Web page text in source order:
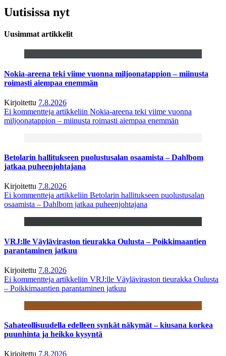
Uutisissa nyt
Uusimmat artikkelit
Nokia-areena teki viime vuonna miljoonatappion – miinusta
roimasti aiempaa enemmän
Kirjoitettu 7.8.2026
Ei kommentteja artikkeliin Nokia-areena teki viime vuonna
miljoonatappion – miinusta roimasti aiempaa enemmän
Betolarin hallitukseen puolustusalan osaamista – Dahlbom
jatkaa puheenjohtajana
Kirjoitettu 7.8.2026
Ei kommentteja artikkeliin Betolarin hallitukseen puolustusalan
osaamista – Dahlbom jatkaa puheenjohtajana
VRJ:lle Väyläviraston tieurakka Oulusta – Poikkimaantien
parantaminen jatkuu
Kirjoitettu 7.8.2026
Ei kommentteja artikkeliin VRJ:lle Väyläviraston tieurakka Oulusta
– Poikkimaantien parantaminen jatkuu
Sahateollisuudella edelleen synkät näkymät – kiusana korkea
puunhinta ja heikko kysyntä
Kirjoitettu 7.8.2026